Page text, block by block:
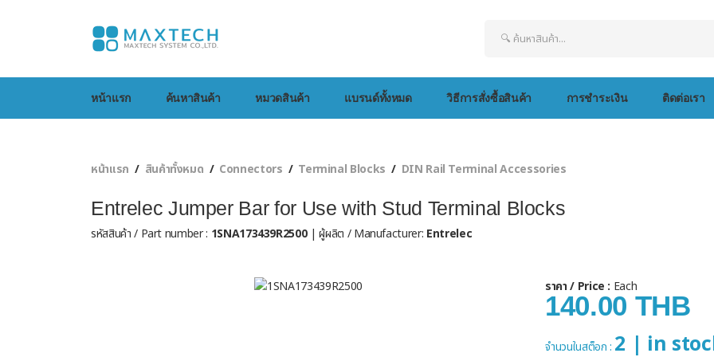
หน้าแรก ค้นหาสินค้า หมวดสินค้า แบรนด์ทั้งหมด วิธีการสั่งซื้อสินค้า การชำระเงิน ติดต่อเรา
หน้าแรก สินค้าทั้งหมด Connectors Terminal Blocks DIN Rail Terminal Accessories
Entrelec Jumper Bar for Use with Stud Terminal Blocks
รหัสสินค้า / Part number : 1SNA173439R2500| ผู้ผลิต / Manufacturer: Entrelec
ราคา / Price : Each
140.00 THB
จำนวนในสต็อก : 2 | in